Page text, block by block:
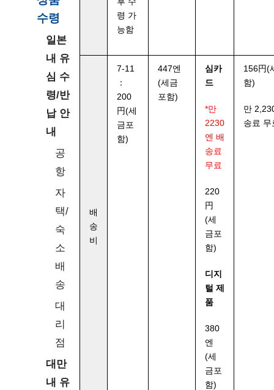
수령
일본
내 유
심 수
령/반
납 안
내
공
항
자
택/
숙
소
배
송
대
리
점
대만
내 유
령 가
능함
배
송
비
7-11
：
200
円(세
금포
함)
447엔
(세금
포함)
심카
드
*만
2230
엔 배
송료
무료
220
円
(세
금포
함)
디지
털 제
품
380
엔
(세
금포
함)
156円(
함)
만
송료 무